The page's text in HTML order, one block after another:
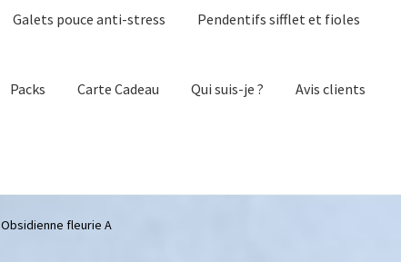
Galets pouce anti-stress Pendentifs sifflet et fioles
Packs Carte Cadeau Qui suis-je ? Avis clients
Obsidienne fleurie A